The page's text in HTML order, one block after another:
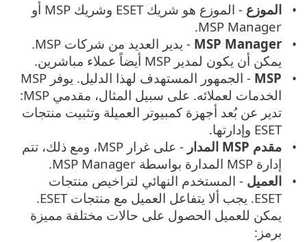
الموزع
- الموزع هو شريك ESET وشريك MSP أو
MSP Manager.
MSP Manager
- يدير العديد من شركات MSP.
يمكن أن يكون لمدير MSP أيضاً عملاء مباشرين.
MSP
- الجمهور المستهدف لهذا الدليل. يوفر MSP
الخدمات لعملائه. على سبيل المثال، مقدمي MSP:
تدير عن بُعد أجهزة كمبيوتر العميلة وتثبيت منتجات
ESET وإدارتها.
مقدم MSP المدار
- على غرار MSP، ومع ذلك، تتم
إدارة MSP المدارة بواسطة MSP Manager.
العميل - المستخدم النهائي لتراخيص منتجات
ESET. يجب ألا يتفاعل العميل مع منتجات ESET.
يمكن للعميل الحصول على حالات مختلفة مميزة
برمز: